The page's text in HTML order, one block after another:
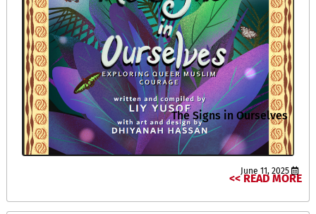
The Signs in Ourselves
READ MORE >>